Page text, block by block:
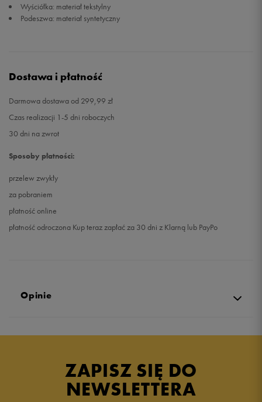
Wyściółka: materiał tekstylny
Podeszwa: materiał syntetyczny
Dostawa i płatność
Darmowa dostawa od 299,99 zł
Czas realizacji 1-5 dni roboczych
30 dni na zwrot
Sposoby płatności:
przelew zwykły
za pobraniem
płatność online
płatność odroczona Kup teraz zapłać za 30 dni z Klarną lub PayPo
Opinie
ZAPISZ SIĘ DO
NEWSLETTERA